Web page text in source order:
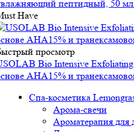
пептидный, 50 мл
Have
просмотр
Bio Intensive
АНА15% и
Спа-косметика
Арома-свечи
Ароматерапия